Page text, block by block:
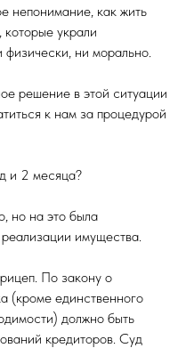
непонимание, как жить
украли
ни морально.
решение в этой ситуации
к нам за процедурой
и 2 месяца?
но на это была
имущества.
По закону о
(кроме единственного
должно быть
кредиторов. Суд